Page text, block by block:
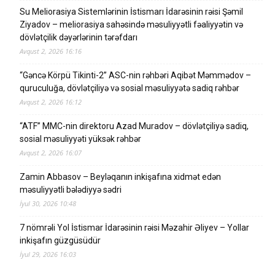
Su Meliorasiya Sistemlərinin İstismarı İdarəsinin rəisi Şəmil
Ziyadov – meliorasiya sahəsində məsuliyyətli fəaliyyətin və
dövlətçilik dəyərlərinin tərəfdarı
Avqust 2, 2026 16:16
“Gəncə Körpü Tikinti-2” ASC-nin rəhbəri Aqibət Məmmədov –
quruculuğa, dövlətçiliyə və sosial məsuliyyətə sadiq rəhbər
Avqust 2, 2026 16:12
“ATF” MMC-nin direktoru Azad Muradov – dövlətçiliyə sadiq,
sosial məsuliyyəti yüksək rəhbər
Avqust 2, 2026 16:07
Zamin Abbasov – Beyləqanın inkişafına xidmət edən
məsuliyyətli bələdiyyə sədri
İyul 30, 2026 10:48
7 nömrəli Yol İstismar İdarəsinin rəisi Məzahir Əliyev – Yollar
inkişafın güzgüsüdür
İyul 29, 2026 16:03